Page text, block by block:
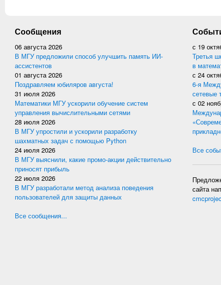
Сообщения
06 августа 2026
В МГУ предложили способ улучшить память ИИ-
ассистентов
01 августа 2026
Поздравляем юбиляров августа!
31 июля 2026
Математики МГУ ускорили обучение систем
управления вычислительными сетями
28 июля 2026
В МГУ упростили и ускорили разработку
шахматных задач с помощью Python
24 июля 2026
В МГУ выяснили, какие промо-акции действительно
приносят прибыль
22 июля 2026
В МГУ разработали метод анализа поведения
пользователей для защиты данных
Все сообщения...
с 19
Третья
в
с 24
6-я
сетевые
с 02
Все
сайта